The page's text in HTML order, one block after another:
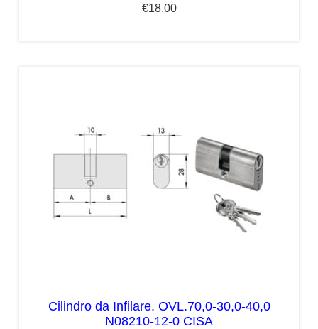
€18.00
Cilindro da Infilare. OVL.70,0-30,0-40,0
N08210-12-0 CISA